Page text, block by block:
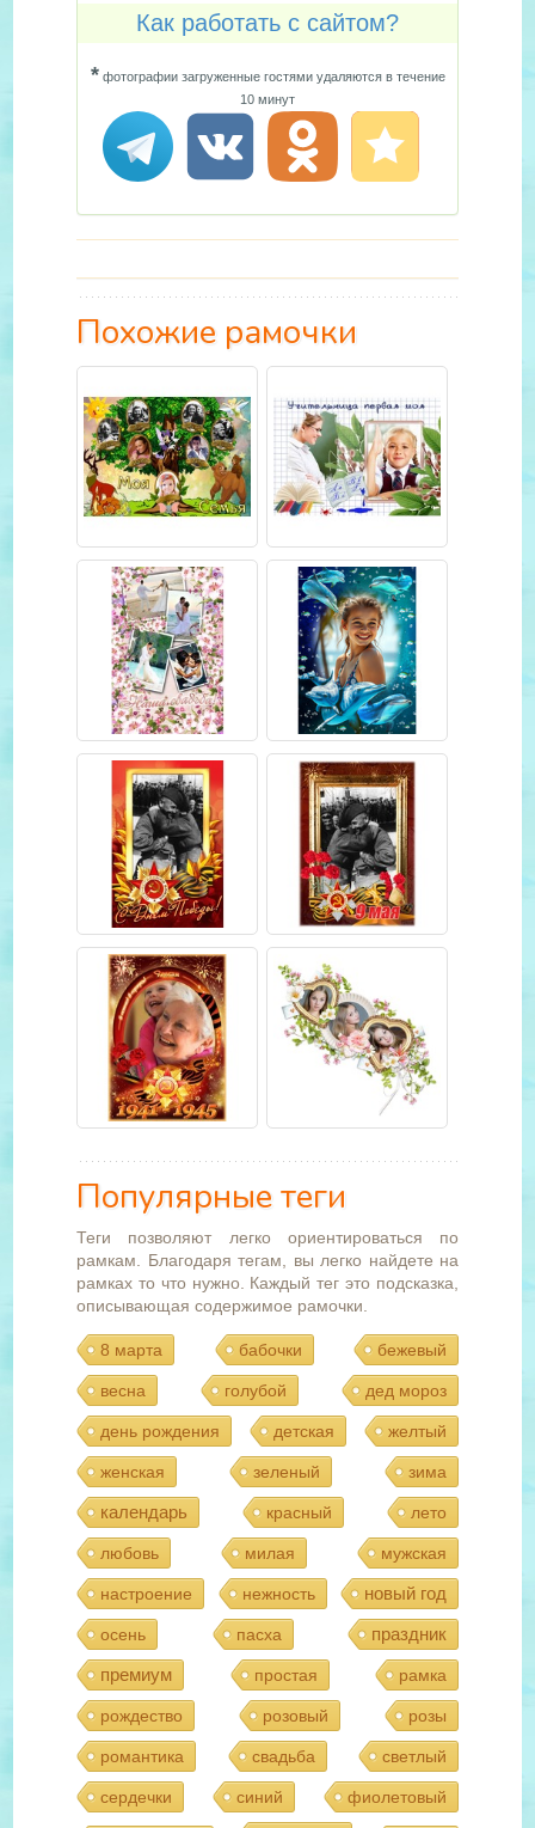
Как работать с сайтом?
*фотографии загруженные гостями удаляются в течение
10 минут
Похожие рамочки
Популярные теги
Теги позволяют легко ориентироваться по
рамкам. Благодаря тегам, вы легко найдете на
рамках то что нужно. Каждый тег это подсказка,
описывающая содержимое рамочки.
8 марта бабочки бежевый
весна голубой дед мороз
день рождения детская желтый
женская зеленый зима
календарь красный лето
любовь милая мужская
настроение нежность новый год
осень пасха
праздник
премиум
простая рамка
рождество розовый розы
романтика свадьба светлый
сердечки синий фиолетовый